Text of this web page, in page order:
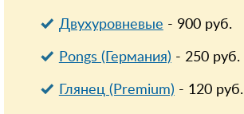
Двухуровневые - 900руб.
Pongs (Германия) - 250руб.
Глянец (Premium) - 120руб.